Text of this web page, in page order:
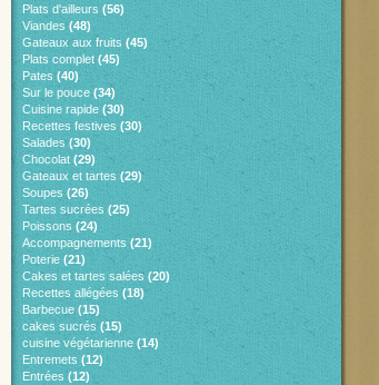
Plats d'ailleurs (56)
Viandes (48)
Gateaux aux fruits (45)
Plats complet(45)
Pates (40)
Sur le pouce (34)
Cuisine rapide (30)
Recettes festives (30)
Salades(30)
Chocolat (29)
Gateaux et tartes (29)
Soupes (26)
Tartes sucrées (25)
Poissons(24)
Accompagnements (21)
Poterie (21)
Cakes et tartes salées (20)
Recettes allégées (18)
Barbecue (15)
cakes sucrés (15)
cuisine végétarienne (14)
Entremets (12)
Entrées (12)